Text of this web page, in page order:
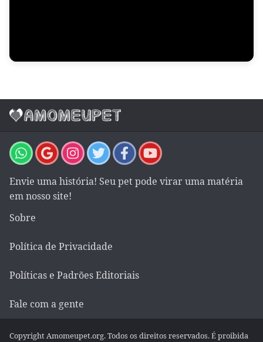
Envie uma história! Seu pet pode virar uma matéria
em nosso site!
Sobre
Política de Privacidade
Políticas e Padrões Editoriais
Fale com a gente
Copyright Amomeupet.org. Todos os direitos reservados. É proibida